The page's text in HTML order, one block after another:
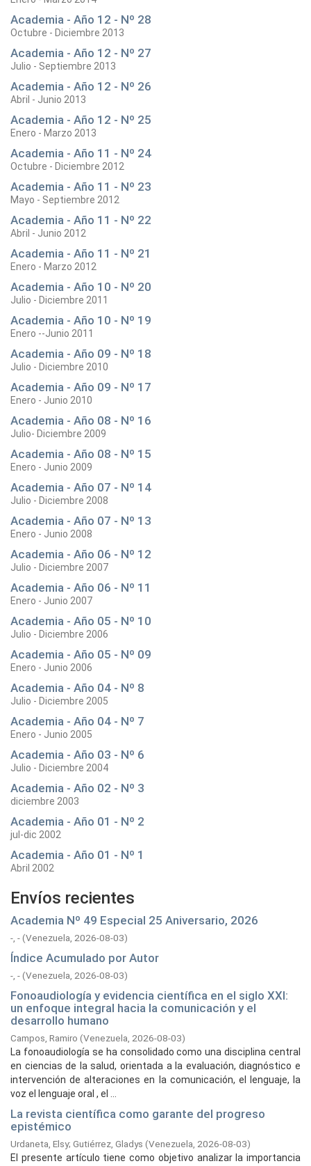
Academia - Año 12 - Nº 28
Octubre - Diciembre 2013
Academia - Año 12 - Nº 27
Julio - Septiembre 2013
Academia - Año 12 - Nº 26
Abril - Junio 2013
Academia - Año 12 - Nº 25
Enero - Marzo 2013
Academia - Año 11 - Nº 24
Octubre - Diciembre 2012
Academia - Año 11 - Nº 23
Mayo - Septiembre 2012
Academia - Año 11 - Nº 22
Abril - Junio 2012
Academia - Año 11 - Nº 21
Enero - Marzo 2012
Academia - Año 10 - Nº 20
Julio - Diciembre 2011
Academia - Año 10 - Nº 19
Enero --Junio 2011
Academia - Año 09 - Nº 18
Julio - Diciembre 2010
Academia - Año 09 - Nº 17
Enero - Junio 2010
Academia - Año 08 - Nº 16
Julio- Diciembre 2009
Academia - Año 08 - Nº 15
Enero - Junio 2009
Academia - Año 07 - Nº 14
Julio - Diciembre 2008
Academia - Año 07 - Nº 13
Enero - Junio 2008
Academia - Año 06 - Nº 12
Julio - Diciembre 2007
Academia - Año 06 - Nº 11
Enero - Junio 2007
Academia - Año 05 - Nº 10
Julio - Diciembre 2006
Academia - Año 05 - Nº 09
Enero - Junio 2006
Academia - Año 04 - Nº 8
Julio - Diciembre 2005
Academia - Año 04 - Nº 7
Enero - Junio 2005
Academia - Año 03 - Nº 6
Julio - Diciembre 2004
Academia - Año 02 - Nº 3
diciembre 2003
Academia - Año 01 - Nº 2
jul-dic 2002
Academia - Año 01 - Nº 1
Abril 2002
Envíos recientes
Academia Nº 49 Especial 25 Aniversario, 2026
-, -(Venezuela, 2026-08-03)
Índice Acumulado por Autor
-, -(Venezuela, 2026-08-03)
Fonoaudiología y evidencia científica en el siglo XXI:
un enfoque integral hacia la comunicación y el
desarrollo humano
Campos, Ramiro (Venezuela, 2026-08-03)
La fonoaudiología se ha consolidado como una disciplina central
en ciencias de la salud, orientada a la evaluación, diagnóstico e
intervención de alteraciones en la comunicación, el lenguaje, la
voz el lenguaje oral , el ...
La revista científica como garante del progreso
epistémico
Urdaneta, Elsy; Gutiérrez, Gladys (Venezuela, 2026-08-03)
El presente artículo tiene como objetivo analizar la importancia